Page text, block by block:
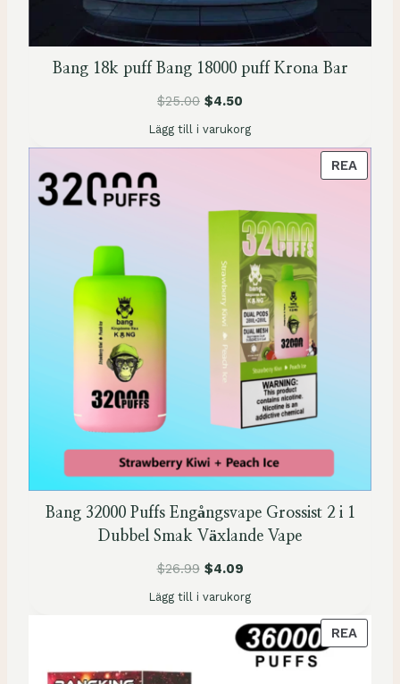
Bang 18k puff Bang 18000 puff Krona Bar
$25.00 $4.50
Lägg till i varukorg
REAP
R
Bang 32000 Puffs Engångsvape Grossist 2 i 1
Dubbel Smak Växlande Vape
$26.99 $4.09
Lägg till i varukorg
REAP
R